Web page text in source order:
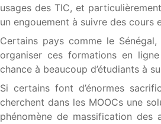
usages des TIC, et
un engouement à suivre des cours
Certains pays comme le
organiser ces formations en
chance à beaucoup d’étudiants à
Si certains font d’énormes
cherchent dans les MOOCs une
phénomène de massification